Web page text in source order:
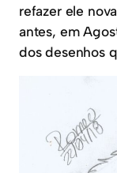
refazer ele
antes, em
dos desenhos